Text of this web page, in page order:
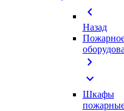
chevron_left
Назад
chevron_right
expand_more
Шкафы